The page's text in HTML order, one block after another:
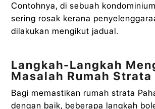
Contohnya, di sebuah
sering rosak kerana
dilakukan mengikut jadual.
Langkah-Langkah
Masalah Rumah Strata
Bagi memastikan rumah strata
dengan baik, beberapa langkah